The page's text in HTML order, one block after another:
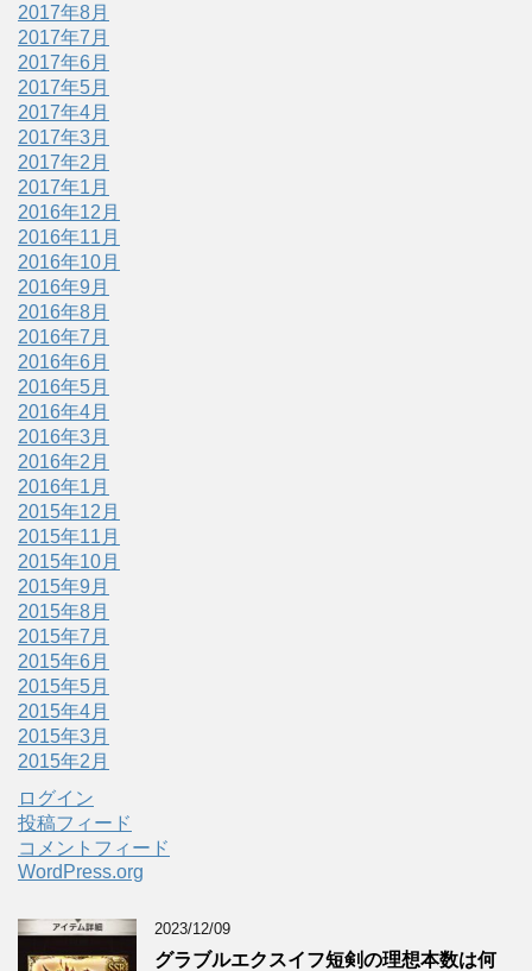
2017年8月
2017年7月
2017年6月
2017年5月
2017年4月
2017年3月
2017年2月
2017年1月
2016年12月
2016年11月
2016年10月
2016年9月
2016年8月
2016年7月
2016年6月
2016年5月
2016年4月
2016年3月
2016年2月
2016年1月
2015年12月
2015年11月
2015年10月
2015年9月
2015年8月
2015年7月
2015年6月
2015年5月
2015年4月
2015年3月
2015年2月
ログイン
投稿フィード
コメントフィード
WordPress.org
2023/12/09
グラブルエクスイフ短剣の理想本数は何